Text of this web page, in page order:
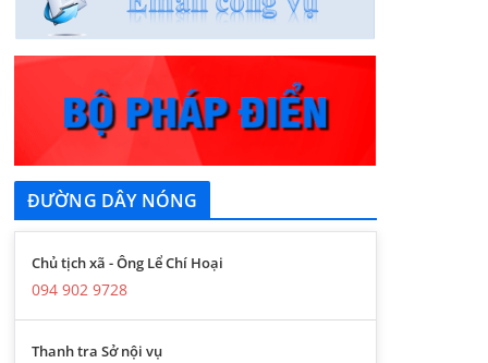
ĐƯỜNG DÂY NÓNG
Chủ tịch xã - Ông Lể Chí Hoại
094 902 9728
Thanh tra Sở nội vụ